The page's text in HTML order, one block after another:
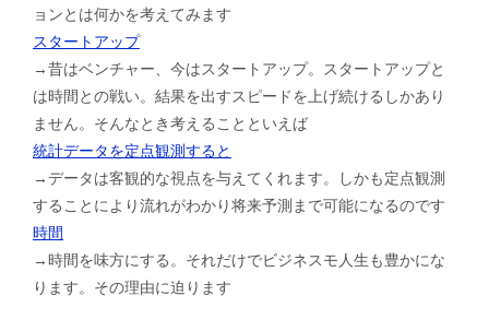
ョンとは何かを考えてみます
スタートアップ
→昔はベンチャー、今はスタートアップ。スタートアップと
は時間との戦い。結果を出すスピードを上げ続けるしかあり
ません。そんなとき考えることといえば
統計データを定点観測すると
→データは客観的な視点を与えてくれます。しかも定点観測
することにより流れがわかり将来予測まで可能になるのです
時間
→時間を味方にする。それだけでビジネスモ人生も豊かにな
ります。その理由に迫ります